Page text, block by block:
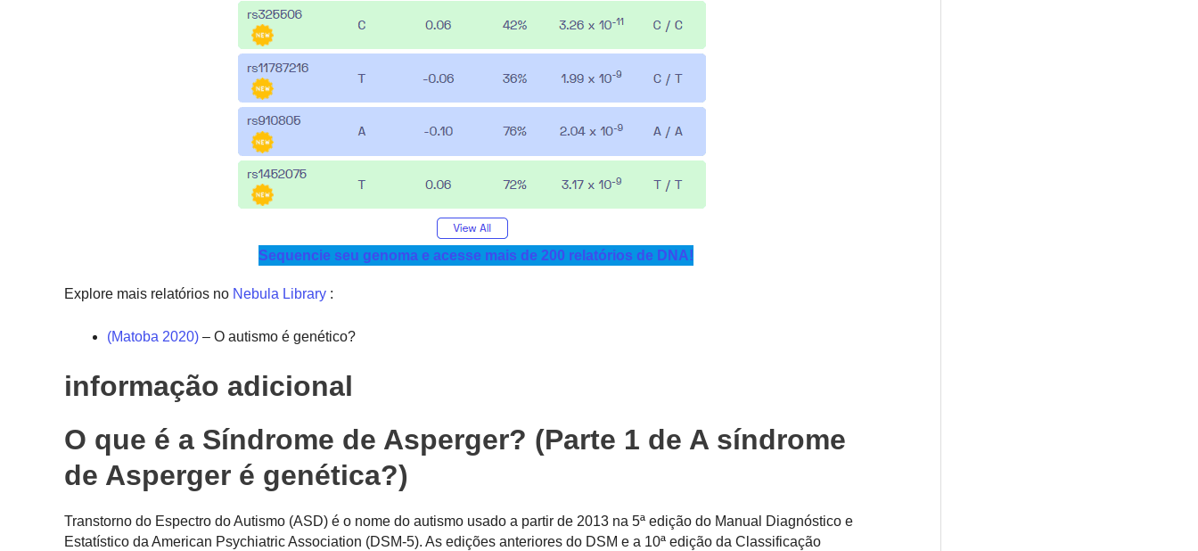
Sequencie seu genoma e acesse mais de 200 relatórios de DNA!
Explore mais relatórios no Nebula Library :
(Matoba 2020) – O autismo é genético?
informação adicional
O que é a Síndrome de Asperger? (Parte 1 de A síndrome
de Asperger é genética?)
Transtorno do Espectro do Autismo (ASD) é o nome do autismo usado a partir de 2013 na 5ª edição do Manual Diagnóstico e
Estatístico da American Psychiatric Association (DSM-5). As edições anteriores do DSM e a 10ª edição da Classificação